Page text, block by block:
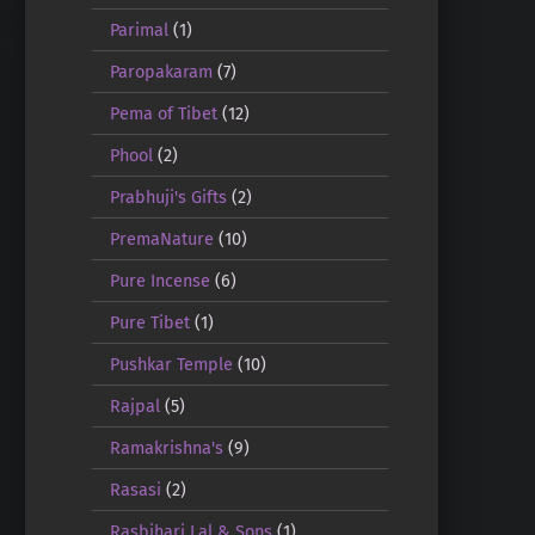
Parimal (1)
Paropakaram (7)
Pema of Tibet(12)
Phool (2)
Prabhuji's Gifts(2)
PremaNature (10)
Pure Incense (6)
Pure Tibet(1)
Pushkar Temple (10)
Rajpal (5)
Ramakrishna's(9)
Rasasi (2)